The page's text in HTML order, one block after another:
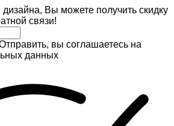
Вы можете получить скидку
связи!
вы соглашаетесь на
данных